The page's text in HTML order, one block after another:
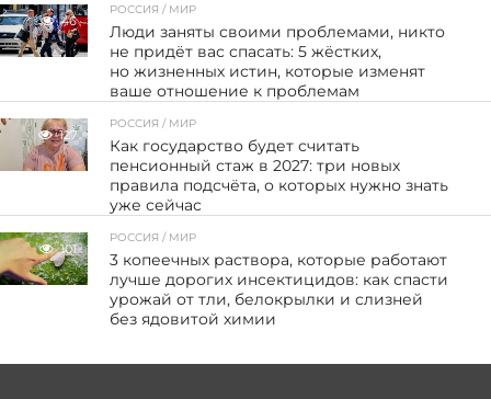
46
РОССИЯ / МИР
Люди заняты своими проблемами, никто
не придёт вас спасать: 5 жёстких,
но жизненных истин, которые изменят
ваше отношение к проблемам
127
РОССИЯ / МИР
Как государство будет считать
пенсионный стаж в 2027: три новых
правила подсчёта, о которых нужно знать
уже сейчас
101
РОССИЯ / МИР
3 копеечных раствора, которые работают
лучше дорогих инсектицидов: как спасти
урожай от тли, белокрылки и слизней
без ядовитой химии